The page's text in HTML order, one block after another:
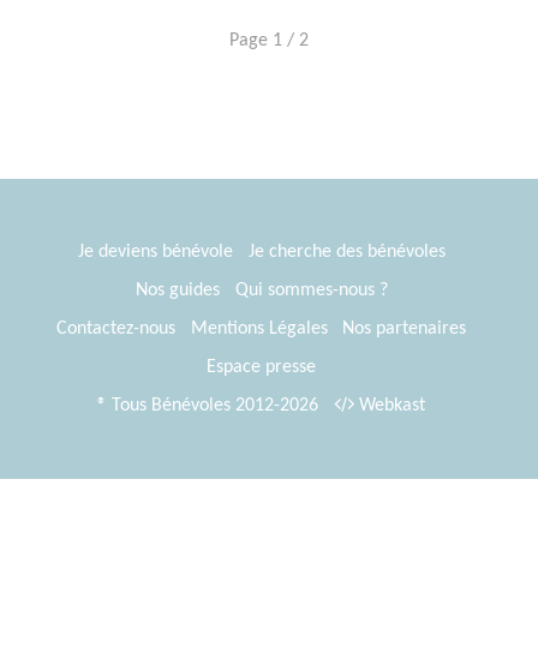
Page 1 / 2
Je deviens bénévole
Je cherche des bénévoles
Nos guides
Qui sommes-nous ?
Contactez-nous
Mentions Légales
Nos partenaires
Espace presse
® Tous Bénévoles 2012-2026
Webkast